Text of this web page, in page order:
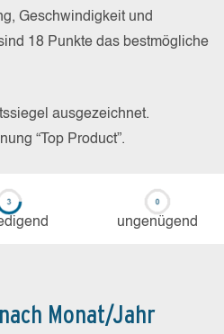
Geschwindigkeit und
18 Punkte das bestmögliche
ausgezeichnet.
“Top Product”.
un­ge­nü­gend
Monat/Jahr